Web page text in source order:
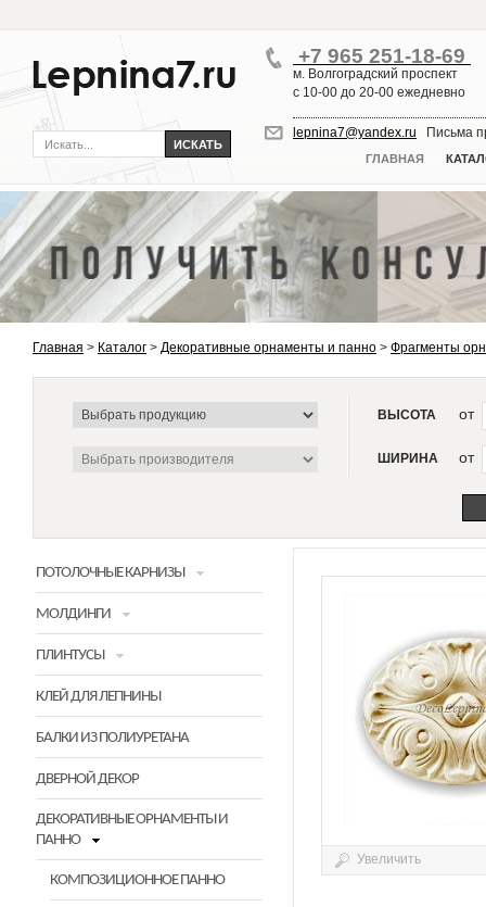
ГЛАВНАЯ
+7 965 251-18-69
м. Волгоградский проспект
с 10-00 до 20-00 ежедневно
lepnina7@yandex.ru Письма
Главная > Каталог > Декоративные орнаменты и панно > Фрагменты
ВЫСОТА от
ШИРИНА от
ПОТОЛОЧНЫЕ КАРНИЗЫ
МОЛДИНГИ
ПЛИНТУСЫ
КЛЕЙ ДЛЯ ЛЕПНИНЫ
БАЛКИ ИЗ ПОЛИУРЕТАНА
ДВЕРНОЙ ДЕКОР
ДЕКОРАТИВНЫЕ ОРНАМЕНТЫ И
ПАННО
КОМПОЗИЦИОННОЕ ПАННО
Увеличить